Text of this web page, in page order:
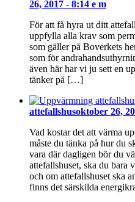
26, 2017 - 8:14 e m
För att få hyra ut ditt
uppfylla alla krav som
som gäller på Boverkets
som för
även här har vi ju sett en
tänker på […]
attefallshusoktober 26,
Vad kostar det att värma
måste du tänka på hur du
vara där dagligen bör du
attefallshuset, ska du bara
och om attefallshuset ska
finns det särskilda